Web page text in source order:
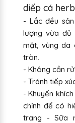
diếp cá
- Lắc đều
lượng vừa
mặt, vùng da
tròn.
- Không cần
- Tránh tiếp
- Khuyến
chỉnh để có
trang - Sữa